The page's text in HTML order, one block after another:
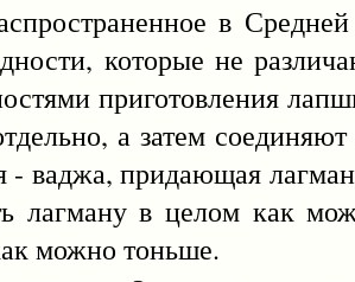
в Средней
которые не
приготовления
а затем
- ваджа, придающая
лагману в целом как
можно тоньше.